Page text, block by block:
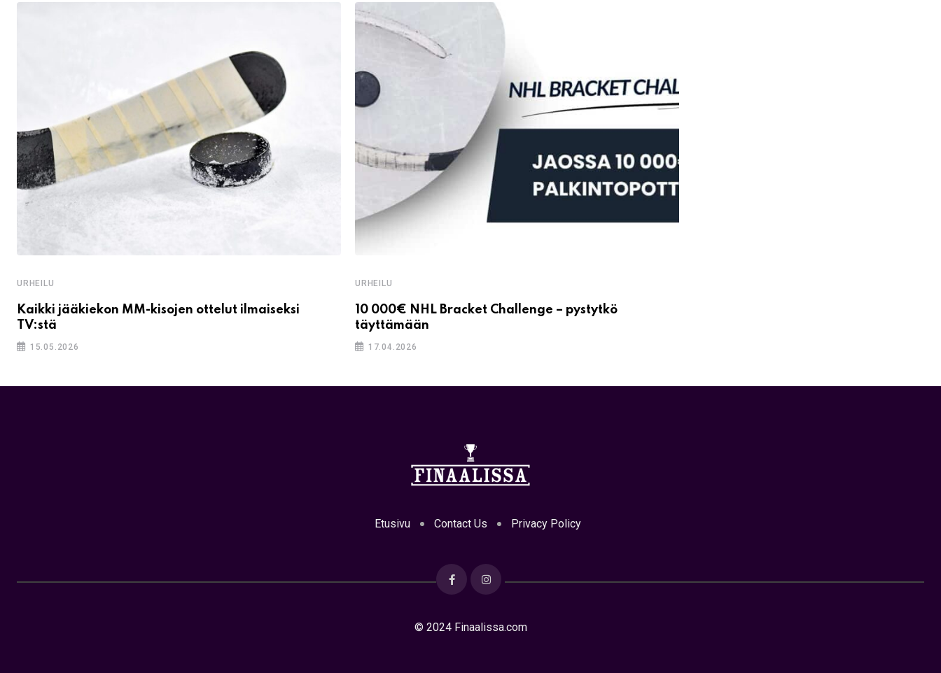
URHEILU
Kaikki jääkiekon MM-kisojen ottelut ilmaiseksi
TV:stä
15.05.2026
URHEILU
10 000€ NHL Bracket Challenge – pystytkö
täyttämään
17.04.2026
Etusivu Contact Us Privacy Policy
© 2024 Finaalissa.com